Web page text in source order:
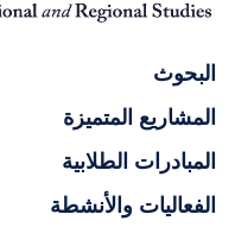
البحوث
المشاريع المتميزة
المبادرات الطلابية
الفعاليات والأنشطة